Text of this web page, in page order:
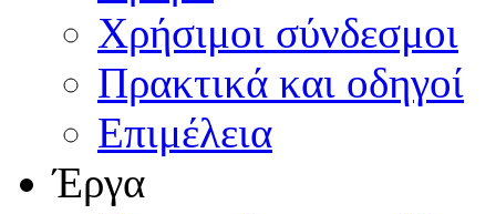
Χρήσιμοι σύνδεσμοι
Πρακτικά και οδηγοί
Επιμέλεια
Έργα